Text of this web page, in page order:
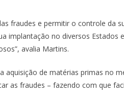
fraudes e permitir o controle da
implantação no diversos Estados
avalia Martins.
aquisição de matérias primas no
as fraudes – fazendo com que